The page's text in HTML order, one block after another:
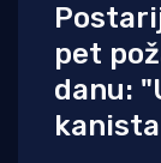
pet
danu: